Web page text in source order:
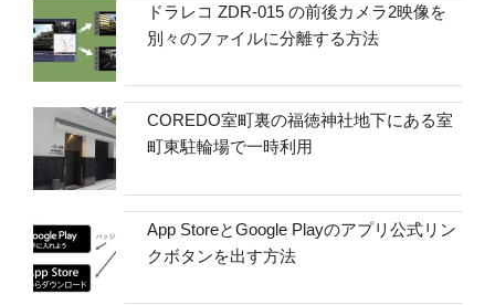
ドラレコ ZDR-015 の前後カメラ2映像を
別々のファイルに分離する方法
COREDO室町裏の福徳神社地下にある室
町東駐輪場で一時利用
App StoreとGoogle Playのアプリ公式リン
クボタンを出す方法